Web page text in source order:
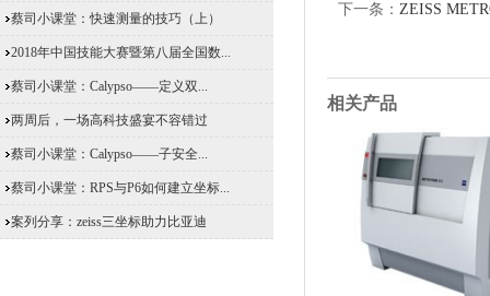
下一条： ZEISS
相关产品
蔡司小课堂：快速测量的技巧（上）
2018年中国技能大赛暨第八届全国数...
蔡司小课堂：Calypso——定义双...
两周后，一场高科技盛宴不容错过
蔡司小课堂：Calypso——子安全...
蔡司小课堂：RPS与P6如何建立坐标...
案列分享：zeiss三坐标助力比亚迪